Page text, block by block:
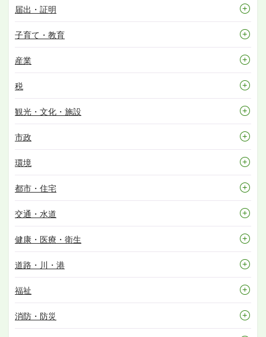
届出・証明
子育て・教育
産業
税
観光・文化・施設
市政
環境
都市・住宅
交通・水道
健康・医療・衛生
道路・川・港
福祉
消防・防災